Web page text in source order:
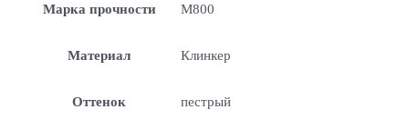
Марка прочности М800
Материал Клинкер
Оттенок пестрый